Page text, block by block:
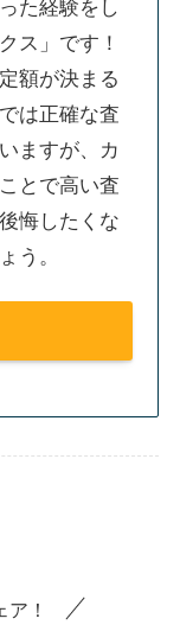
た経験をし
ス」です！
額が決まる
は正確な査
ますが、カ
とで高い査
悔したくな
う。
！